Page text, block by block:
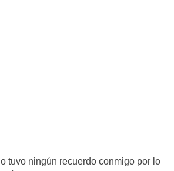
tuvo ningún recuerdo conmigo por lo